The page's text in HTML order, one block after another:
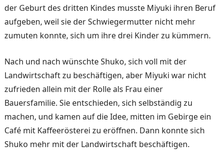
der Geburt des dritten Kindes musste Miyuki ihren Beruf
aufgeben, weil sie der Schwiegermutter nicht mehr
zumuten konnte, sich um ihre drei Kinder zu kümmern.
Nach und nach wünschte Shuko, sich voll mit der
Landwirtschaft zu beschäfti­gen, aber Miyuki war nicht
zufrieden allein mit der Rolle als Frau einer
Bauersfamilie. Sie entschieden, sich selb­ständig zu
machen, und ka­men auf die Idee, mitten im Gebirge ein
Café mit Kaffee­rösterei zu eröffnen. Dann konnte sich
Shuko mehr mit der Landwirtschaft beschäfti­gen.